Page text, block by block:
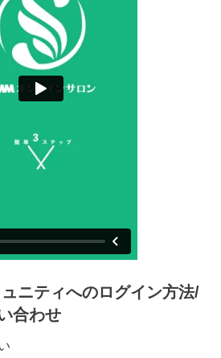
ニティへのログイン方法/
合わせ